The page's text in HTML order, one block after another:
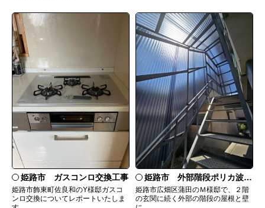
姫路市 ガスコンロ交換工事
姫路市飾東町佐良和のY様邸ガスコ
ンロ交換についてレポートいたしま
姫路市 外部階段ポリカ波板張替工事
姫路市広畑区蒲田のＭ様邸で、２階
の玄関に続く外部の階段の屋根と壁